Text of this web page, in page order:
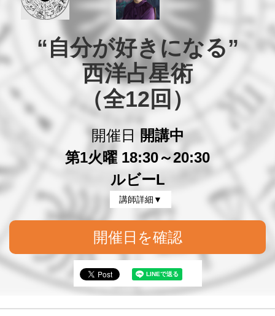
“自分が好きになる”
西洋占星術
（全12回）
開催日
開講中
第1火曜 18:30～20:30
ルビーL
講師詳細▼
開催日を確認